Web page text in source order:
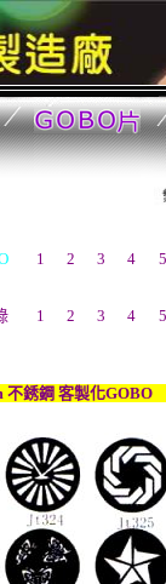
1 2 3 4 5
1 2 3 4 5
不銹鋼 客製化GOBO